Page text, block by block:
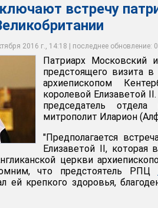
встречу
2016 г., 14:18 | последнее обновление:
Патриарх Московский
предстоящего визита
архиепископом
королевой Елизаветой
председатель
митрополит Иларион
"Предполагается
Елизаветой II, которая
церкви
что предстоятель РПЦ
ей крепкого здоровья,